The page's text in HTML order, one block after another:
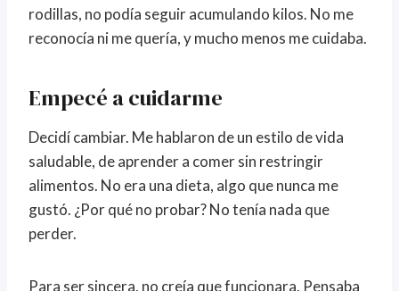
rodillas, no podía seguir acumulando kilos. No me
reconocía ni me quería, y mucho menos me cuidaba.
Empecé a cuidarme
Decidí cambiar. Me hablaron de un estilo de vida
saludable, de aprender a comer sin restringir
alimentos. No era una dieta, algo que nunca me
gustó. ¿Por qué no probar? No tenía nada que
perder.
Para ser sincera, no creía que funcionara. Pensaba